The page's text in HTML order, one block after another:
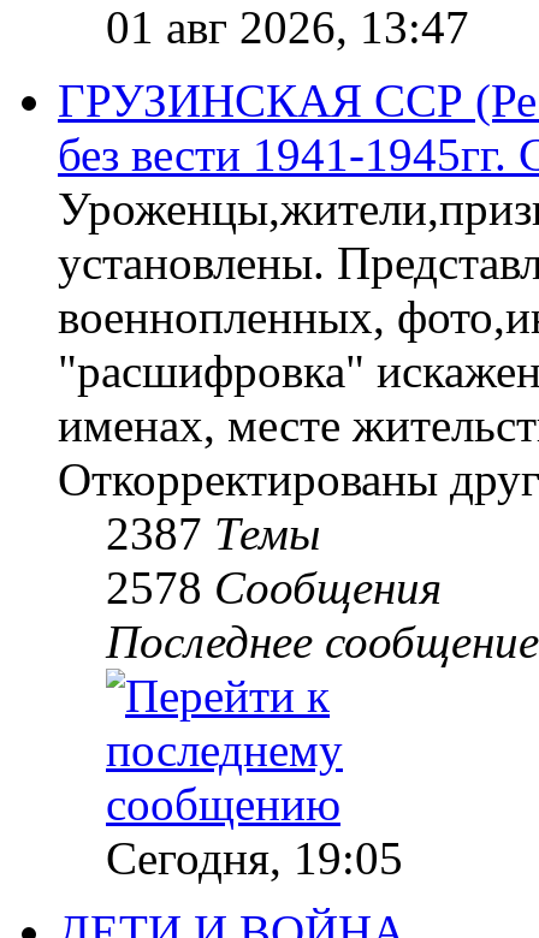
01 авг 2026, 13:47
ГРУЗИНСКАЯ ССР
без вести 1941-
установлены.
военнопленных,
"расшифровка"
именах, месте
Откорректированы
2387 Темы
2578 Сообщения
Последнее сообщение
Сегодня, 19:05